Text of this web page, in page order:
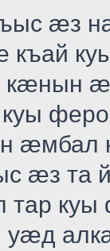
æз
æмбал
æз та